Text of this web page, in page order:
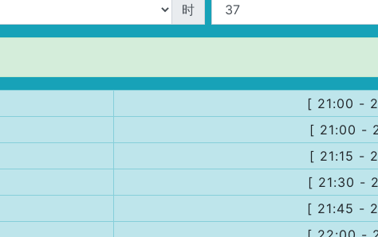
时
[ 21:00 -
[ 21:00 -
[ 21:15 -
[ 21:30 -
[ 21:45 -